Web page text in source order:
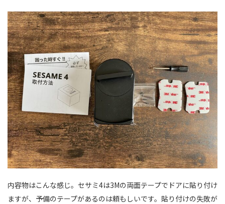
内容物はこんな感じ。セサミ4は3Mの両面テープでドアに貼り付け
ますが、予備のテープがあるのは頼もしいです。貼り付けの失敗が